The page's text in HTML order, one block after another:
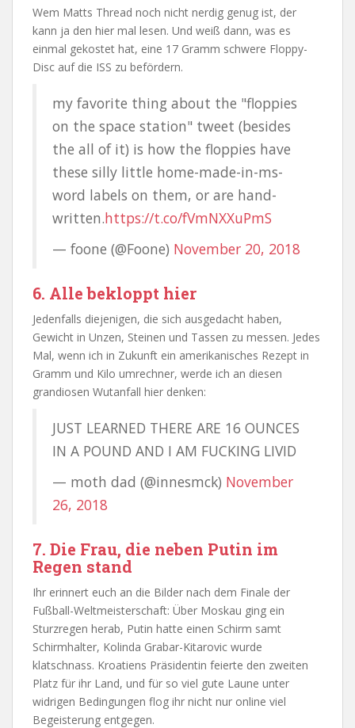
Wem Matts Thread noch nicht nerdig genug ist, der
kann ja den hier mal lesen. Und weiß dann, was es
einmal gekostet hat, eine 17 Gramm schwere Floppy-
Disc auf die ISS zu befördern.
my favorite thing about the "floppies
on the space station" tweet (besides
the all of it) is how the floppies have
these silly little home-made-in-ms-
word labels on them, or are hand-
written.https://t.co/fVmNXXuPmS
— foone (@Foone) November 20, 2018
6. Alle bekloppt hier
Jedenfalls diejenigen, die sich ausgedacht haben,
Gewicht in Unzen, Steinen und Tassen zu messen. Jedes
Mal, wenn ich in Zukunft ein amerikanisches Rezept in
Gramm und Kilo umrechner, werde ich an diesen
grandiosen Wutanfall hier denken:
JUST LEARNED THERE ARE 16 OUNCES
IN A POUND AND I AM FUCKING LIVID
— moth dad (@innesmck) November
26, 2018
7. Die Frau, die neben Putin im
Regen stand
Ihr erinnert euch an die Bilder nach dem Finale der
Fußball-Weltmeisterschaft: Über Moskau ging ein
Sturzregen herab, Putin hatte einen Schirm samt
Schirmhalter, Kolinda Grabar-Kitarovic wurde
klatschnass. Kroatiens Präsidentin feierte den zweiten
Platz für ihr Land, und für so viel gute Laune unter
widrigen Bedingungen flog ihr nicht nur online viel
Begeisterung entgegen.